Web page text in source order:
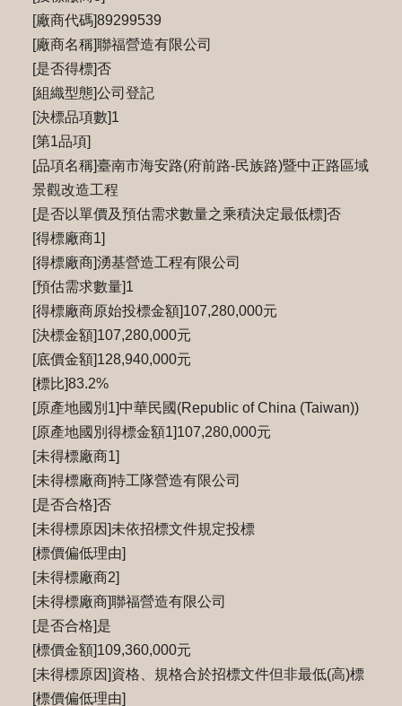
[廠商代碼]89299539
[廠商名稱]聯福營造有限公司
[是否得標]否
[組織型態]公司登記
[決標品項數]1
[第1品項]
[品項名稱]臺南市海安路(府前路-民族路)暨中正路區域
景觀改造工程
[是否以單價及預估需求數量之乘積決定最低標]否
[得標廠商1]
[得標廠商]湧基營造工程有限公司
[預估需求數量]1
[得標廠商原始投標金額]107,280,000元
[決標金額]107,280,000元
[底價金額]128,940,000元
[標比]83.2%
[原產地國別1]中華民國(Republic of China (Taiwan))
[原產地國別得標金額1]107,280,000元
[未得標廠商1]
[未得標廠商]特工隊營造有限公司
[是否合格]否
[未得標原因]未依招標文件規定投標
[標價偏低理由]
[未得標廠商2]
[未得標廠商]聯福營造有限公司
[是否合格]是
[標價金額]109,360,000元
[未得標原因]資格、規格合於招標文件但非最低(高)標
[標價偏低理由]